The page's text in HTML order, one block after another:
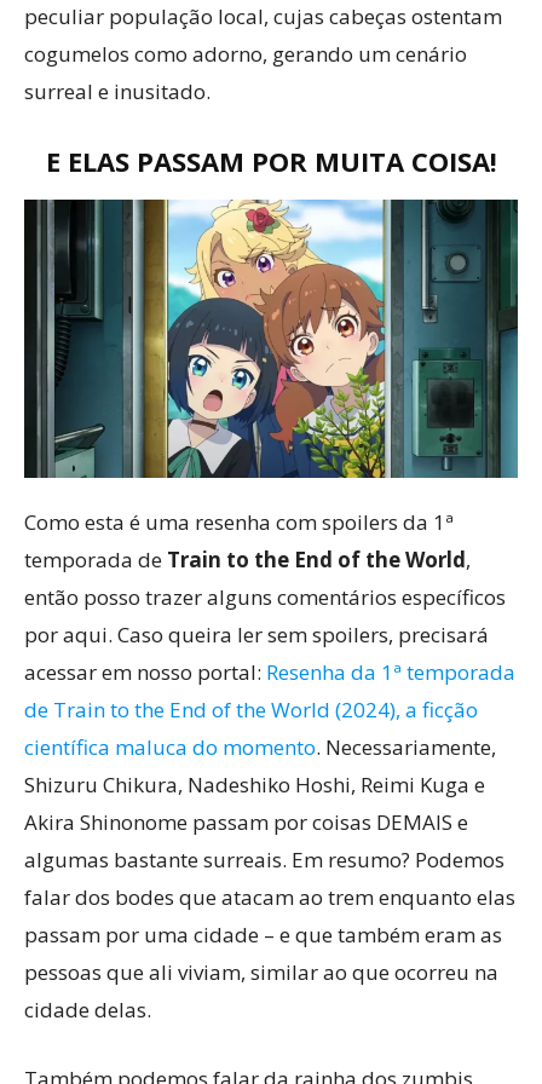
peculiar população local, cujas cabeças ostentam
cogumelos como adorno, gerando um cenário
surreal e inusitado.
E ELAS PASSAM POR MUITA COISA!
Como esta é uma resenha com spoilers da 1ª
temporada de Train to the End of the World,
então posso trazer alguns comentários específicos
por aqui. Caso queira ler sem spoilers, precisará
acessar em nosso portal: Resenha da 1ª temporada
de Train to the End of the World (2024), a ficção
científica maluca do momento. Necessariamente,
Shizuru Chikura, Nadeshiko Hoshi, Reimi Kuga e
Akira Shinonome passam por coisas DEMAIS e
algumas bastante surreais. Em resumo? Podemos
falar dos bodes que atacam ao trem enquanto elas
passam por uma cidade – e que também eram as
pessoas que ali viviam, similar ao que ocorreu na
cidade delas.
Também podemos falar da rainha dos zumbis,